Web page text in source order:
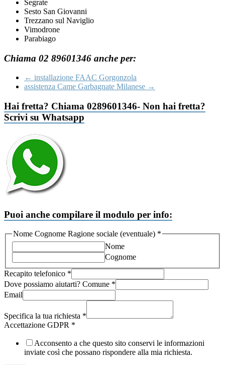
Segrate
Sesto San Giovanni
Trezzano sul Naviglio
Vimodrone
Parabiago
Chiama 02 89601346 anche per:
← installazione FAAC Gorgonzola
assistenza Came Garbagnate Milanese →
Hai fretta? Chiama 0289601346- Non hai fretta?
Scrivi su Whatsapp
Puoi anche compilare il modulo per info:
Nome Cognome Ragione sociale (eventuale) *
Nome
Cognome
Recapito telefonico *
Dove possiamo aiutarti? Comune *
Email
Specifica la tua richiesta *
telefonico
Accettazione
Accettazione GDPR *
Acconsento a che questo sito conservi le informazioni
inviate così che possano rispondere alla mia richiesta.